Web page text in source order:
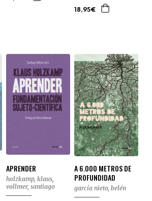
18,95€
APRENDER
holzkamp, klaus,
vollmer, santiago
A 6.000 METROS DE
PROFUNDIDAD
garcía nieto, belén